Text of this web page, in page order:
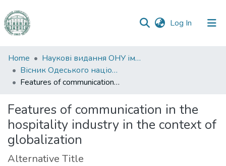
Log In (current)
Communities
&
Collections
Statistics
Home
Наукові видання ОНУ імені І. І. Мечникова
Вісник Одеського національного університету. Географічні та геологічні науки
Features of communication in the hospitality industry in the context of globalization
Features of communication in the
hospitality industry in the context of
globalization
Alternative Title